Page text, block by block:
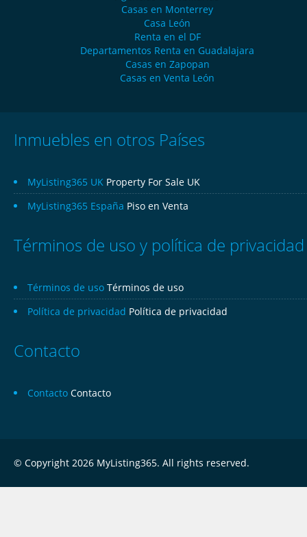
Casas en Monterrey
Casa León
Renta en el DF
Departamentos Renta en Guadalajara
Casas en Zapopan
Casas en Venta León
Inmuebles en otros Países
MyListing365 UK Property For Sale UK
MyListing365 España Piso en Venta
Términos de uso y política de privacidad
Términos de uso Términos de uso
Política de privacidad Política de privacidad
Contacto
Contacto Contacto
© Copyright 2026 MyListing365. All rights reserved.